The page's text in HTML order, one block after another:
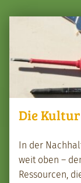
Die
In der
weit oben –
Ressourcen,